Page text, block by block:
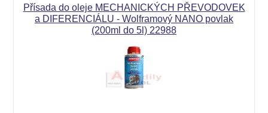
Přísada do oleje MECHANICKÝCH PŘEVODOVEK
a DIFERENCIÁLU - Wolframový NANO povlak
(200ml do 5l) 22988